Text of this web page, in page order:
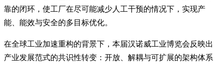
靠的闭环，使工厂在尽可能减少人工干预的情况下，实现产
能、能效与安全的多目标优化。
在全球工业加速重构的背景下，本届汉诺威工业博览会反映出
产业发展范式的共识性转变：开放、解耦与可扩展的架构体系